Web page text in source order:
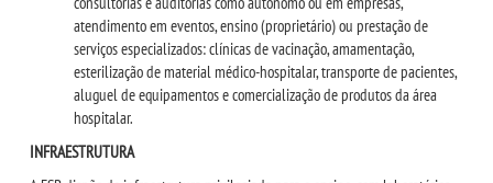
PORTAL DE PROFESSORES/ACADÊMICO
UNIESP
CONTATO
atendimento em eventos, ensino (proprietário) ou prestação de
serviços especializados: clínicas de vacinação, amamentação,
esterilização de material médico-hospitalar, transporte de pacientes,
aluguel de equipamentos e comercialização de produtos da área
hospitalar.
INFRAESTRUTURA